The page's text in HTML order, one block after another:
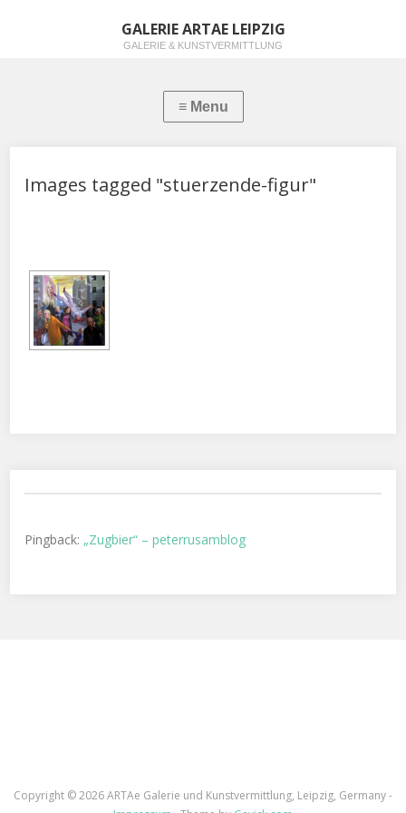
GALERIE ARTAE LEIPZIG
GALERIE & KUNSTVERMITTLUNG
Images tagged "stuerzende-figur"
Pingback: „Zugbier“ – peterrusamblog
Copyright ©2026 ARTAe Galerie und Kunstvermittlung, Leipzig, Germany -